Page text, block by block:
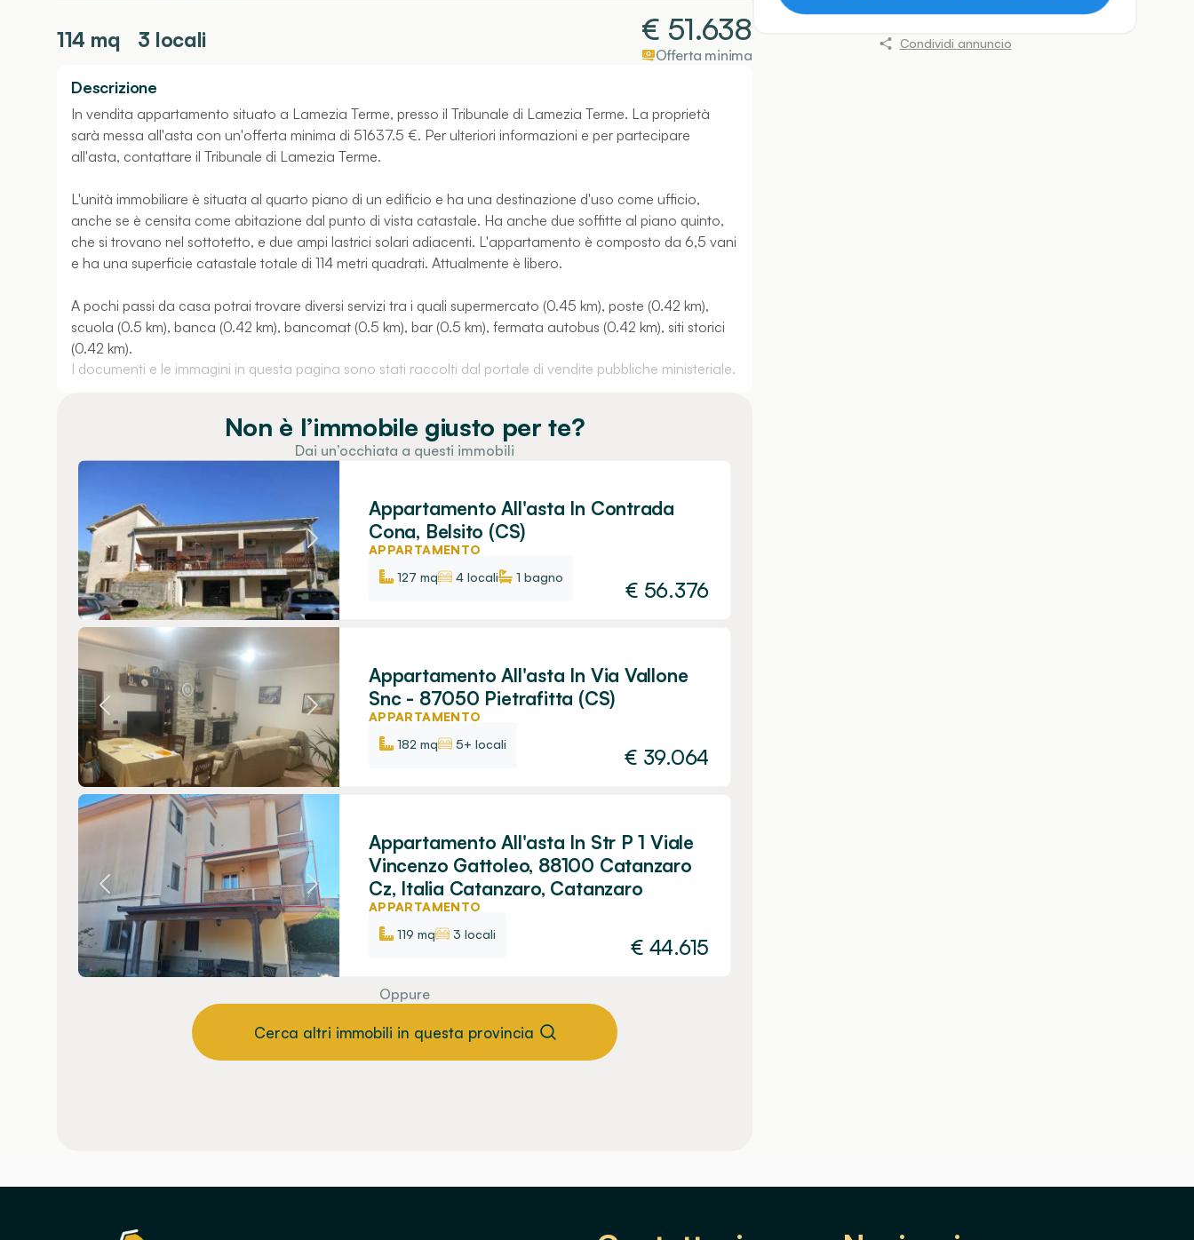
114 mq 3 locali € 51.638
Offerta minima
Descrizione
In vendita appartamento situato a Lamezia Terme, presso il Tribunale di Lamezia Terme. La proprietà
sarà messa all'asta con un'offerta minima di 51637.5 €. Per ulteriori informazioni e per partecipare
all'asta, contattare il Tribunale di Lamezia Terme.
L'unità immobiliare è situata al quarto piano di un edificio e ha una destinazione d'uso come ufficio,
anche se è censita come abitazione dal punto di vista catastale. Ha anche due soffitte al piano quinto,
che si trovano nel sottotetto, e due ampi lastrici solari adiacenti. L'appartamento è composto da 6,5 vani
e ha una superficie catastale totale di 114 metri quadrati. Attualmente è libero.
A pochi passi da casa potrai trovare diversi servizi tra i quali supermercato (0.45 km), poste (0.42 km),
scuola (0.5 km), banca (0.42 km), bancomat (0.5 km), bar (0.5 km), fermata autobus (0.42 km), siti storici
(0.42 km).
I documenti e le immagini in questa pagina sono stati raccolti dal portale di vendite pubbliche ministeriale.
Non è l’immobile giusto per te?
Dai un’occhiata a questi immobili
Appartamento All'asta In Contrada
Cona, Belsito (CS)
APPARTAMENTO
127 mq
4 locali 1 bagno
€ 56.376
Appartamento All'asta In Via Vallone
Snc - 87050 Pietrafitta (CS)
APPARTAMENTO
182 mq
5+ locali
€ 39.064
Appartamento All'asta In Str P 1 Viale
Vincenzo Gattoleo, 88100 Catanzaro
Cz, Italia Catanzaro, Catanzaro
APPARTAMENTO
119 mq
3 locali
€ 44.615
Oppure
Cerca altri immobili in questa provincia
Condividi annuncio